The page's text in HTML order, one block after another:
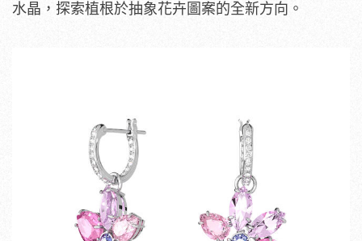
水晶，探索植根於抽象花卉圖案的全新方向。